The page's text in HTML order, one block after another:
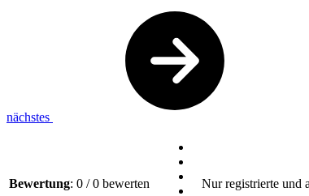
nächstes
Bewertung: 0 / 0 bewerten Nur registrierte und